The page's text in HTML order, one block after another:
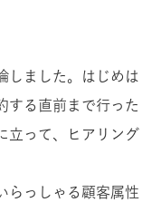
しました。はじめは
する直前まで行った
立って、ヒアリング
らっしゃる顧客属性